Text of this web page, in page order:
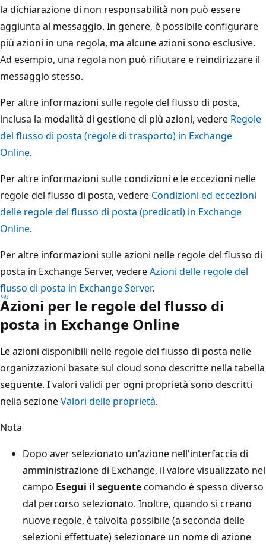
la dichiarazione di non responsabilità non può essere
aggiunta al messaggio. In genere, è possibile configurare
più azioni in una regola, ma alcune azioni sono esclusive.
Ad esempio, una regola non può rifiutare e reindirizzare il
messaggio stesso.
Per altre informazioni sulle regole del flusso di posta,
inclusa la modalità di gestione di più azioni, vedere Regole
del flusso di posta (regole di trasporto) in Exchange
Online.
Per altre informazioni sulle condizioni e le eccezioni nelle
regole del flusso di posta, vedere Condizioni ed eccezioni
delle regole del flusso di posta (predicati) in Exchange
Online.
Per altre informazioni sulle azioni nelle regole del flusso di
posta in Exchange Server, vedereAzioni delle regole del
flusso di posta in Exchange Server.
Azioni per le regole del flusso di
posta in Exchange Online
Le azioni disponibili nelle regole del flusso di posta nelle
organizzazioni basate sul cloud sono descritte nella tabella
seguente. I valori validi per ogni proprietà sono descritti
nella sezioneValori delle proprietà.
Nota
Dopo aver selezionato un'azione nell'interfaccia di
amministrazione di Exchange, il valore visualizzato nel
campo Esegui il seguentecomando è spesso diverso
dal percorso selezionato. Inoltre, quando si creano
nuove regole, è talvolta possibile (a seconda delle
selezioni effettuate) selezionare un nome di azione